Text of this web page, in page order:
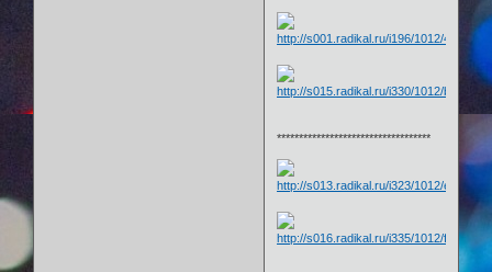
***********************************